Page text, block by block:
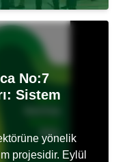
No:7
Sistem
yönelik
projesidir. Eylül